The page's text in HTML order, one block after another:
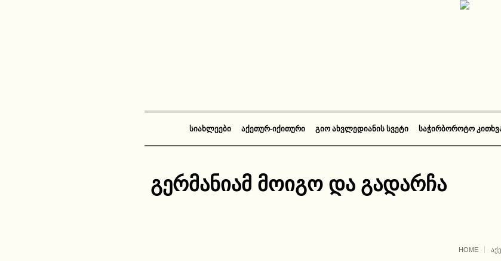
ᲡᲘᲐᲮᲚᲔᲔᲑᲘ ᲐᲥᲔᲗᲣᲠ-ᲘᲥᲘᲗᲣᲠᲘ ᲒᲘᲝ ᲐᲮᲕᲚᲔᲓᲘᲐᲜᲘᲡ ᲡᲕᲔᲢᲘ ᲡᲐᲭᲘᲠᲑᲝᲠᲝᲢᲝ
გერმანიამ მოიგო და გადარჩა
HOME